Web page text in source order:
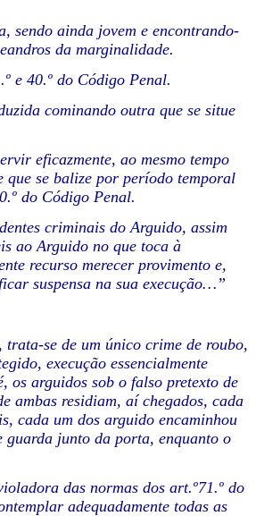
sendo ainda jovem e encontrando-
da marginalidade.
e 40.º do Código Penal.
cominando outra que se situe
eficazmente, ao mesmo tempo
que se balize por período temporal
do Código Penal.
criminais do Arguido, assim
ao Arguido no que toca à
recurso merecer provimento e,
suspensa na sua execução…”
se de um único crime de roubo,
execução essencialmente
os arguidos sob o falso pretexto de
ambas residiam, aí chegados, cada
cada um dos arguido encaminhou
guarda junto da porta, enquanto o
das normas dos art.º71.º do
adequadamente todas as